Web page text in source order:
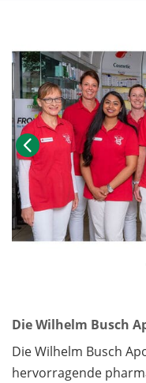
Die Wilhelm Busch
Die Wilhelm Busch
hervorragende